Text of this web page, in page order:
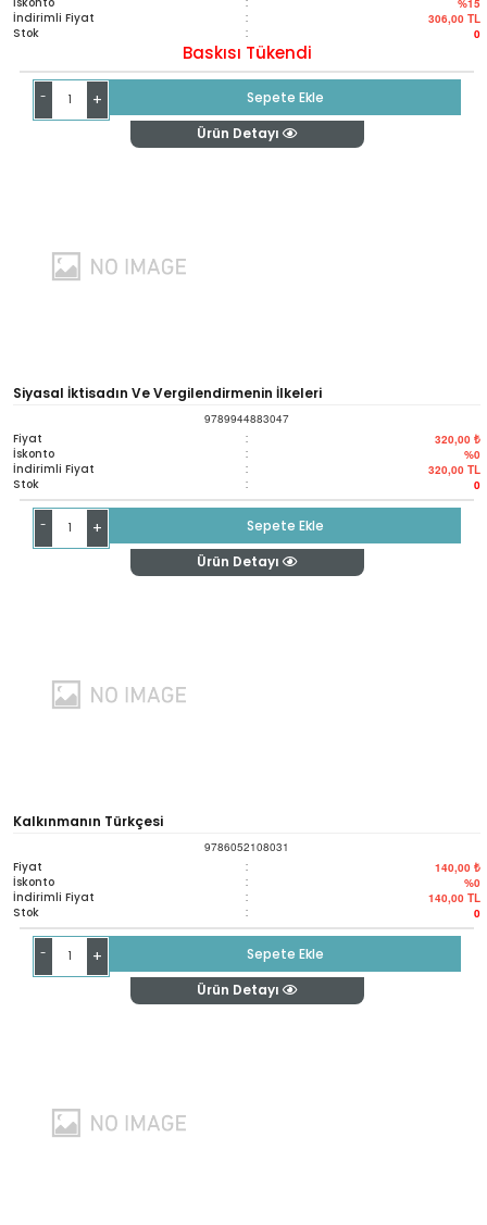
%15
İndirimli Fiyat : 306,00 TL
Stok : 0
Baskısı Tükendi
- +
Sepete Ekle
Ürün Detayı
Siyasal İktisadın Ve Vergilendirmenin İlkeleri
9789944883047
Fiyat : 320,00 ₺
İskonto : %0
İndirimli Fiyat : 320,00 TL
Stok : 0
- +
Sepete Ekle
Ürün Detayı
Kalkınmanın Türkçesi
9786052108031
Fiyat : 140,00 ₺
İskonto : %0
İndirimli Fiyat : 140,00 TL
Stok : 0
- +
Sepete Ekle
Ürün Detayı